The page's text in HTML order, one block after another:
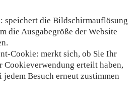
speichert die Bildschirmauflösung
die Ausgabegröße der Website
Cookie: merkt sich, ob Sie Ihr
Cookieverwendung erteilt haben,
Besuch erneut zustimmen